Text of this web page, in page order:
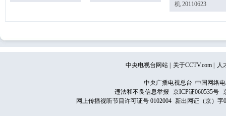
机 20110623
中央电视台网站 关于CCTV.com 人
中央广播电视总台 中国网络
违法和不良信息举报
京ICP证060535号
网上传播视听节目许可证号 0102004 新出网证（京）